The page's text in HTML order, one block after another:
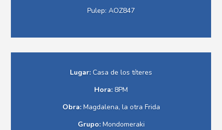
Pulep: AOZ847
Lugar: Casa de los títeres
Hora: 8PM
Obra:Magdalena, la otra Frida
Grupo: Mondomeraki